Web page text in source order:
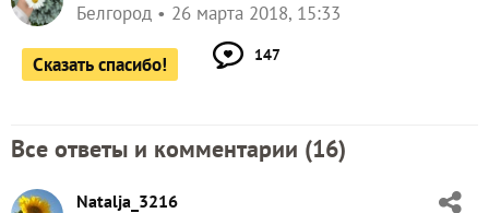
Белгород 26 марта 2018, 15:33
Сказать спасибо! 147
Все ответы и комментарии (16)
Natalja_3216